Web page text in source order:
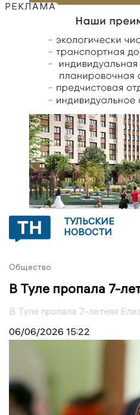
РЕКЛАМА
ТУЛЬСКИЕ
НОВОСТИ
Общество
В Туле пропала 7-
В Туле пропала 7-летняя
06/06/2026 15:22